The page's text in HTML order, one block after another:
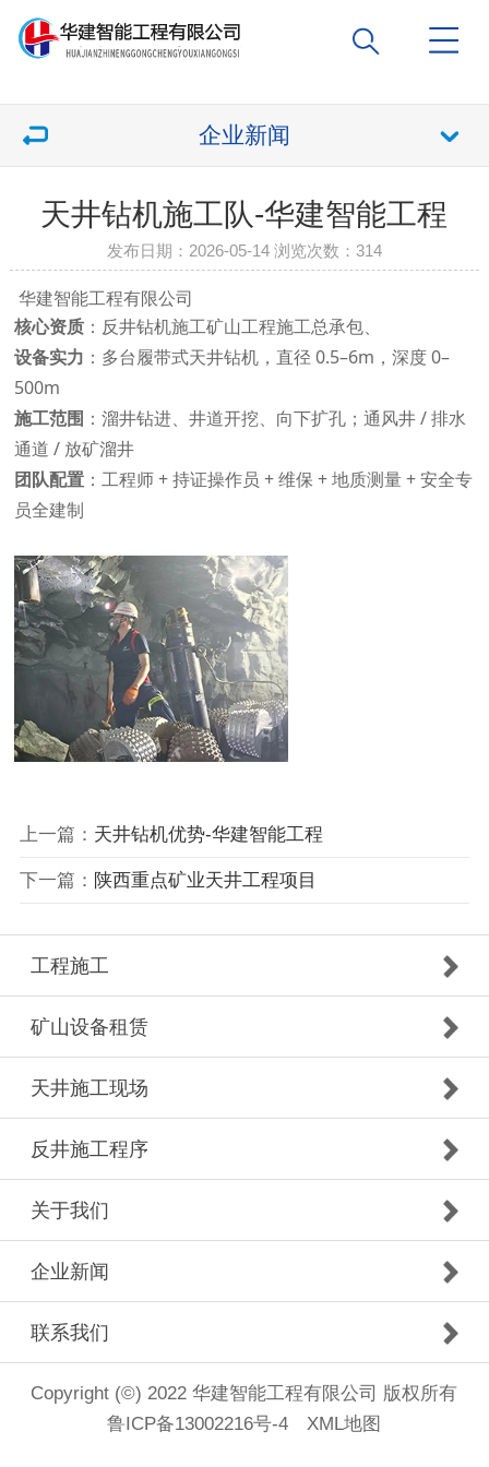
企业新闻
天井钻机施工队-华建智能工程
发布日期：2026-05-14 浏览次数： 314
华建智能工程有限公司
核心资质 ：反井钻机施工矿山工程施工总承包、
设备实力 ：多台履带式天井钻机，直径 0.5–6m，深度 0–
500m
施工范围 ：溜井钻进、井道开挖、向下扩孔；通风井 / 排水
通道 / 放矿溜井
团队配置 ：工程师 + 持证操作员 + 维保 + 地质测量 + 安全专
员全建制
上一篇： 天井钻机优势-华建智能工程
下一篇： 陕西重点矿业天井工程项目
工程施工
矿山设备租赁
天井施工现场
反井施工程序
关于我们
企业新闻
联系我们
Copyright (©) 2022 华建智能工程有限公司 版权所有
鲁ICP备13002216号-4
XML地图